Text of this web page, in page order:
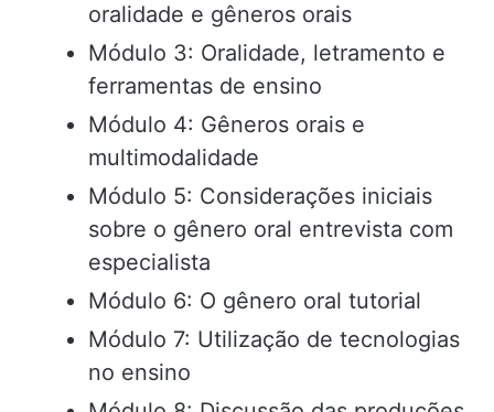
oralidade e gêneros orais
Módulo 3: Oralidade, letramento e
ferramentas de ensino
Módulo 4: Gêneros orais e
multimodalidade
Módulo 5: Considerações iniciais
sobre o gênero oral entrevista com
especialista
Módulo 6: O gênero oral tutorial
Módulo 7: Utilização de tecnologias
no ensino